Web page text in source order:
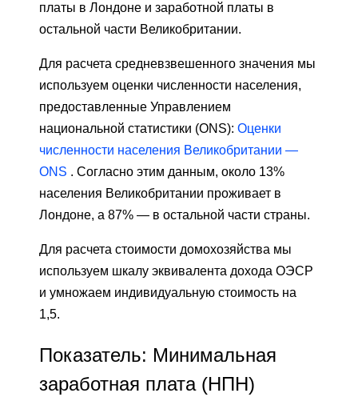
платы в Лондоне и заработной платы в
остальной части Великобритании.
Для расчета средневзвешенного значения мы
используем оценки численности населения,
предоставленные Управлением
национальной статистики (ONS): Оценки
численности населения Великобритании —
ONS . Согласно этим данным, около 13%
населения Великобритании проживает в
Лондоне, а 87% — в остальной части страны.
Для расчета стоимости домохозяйства мы
используем шкалу эквивалента дохода ОЭСР
и умножаем индивидуальную стоимость на
1,5.
Показатель: Минимальная
заработная плата (НПН)